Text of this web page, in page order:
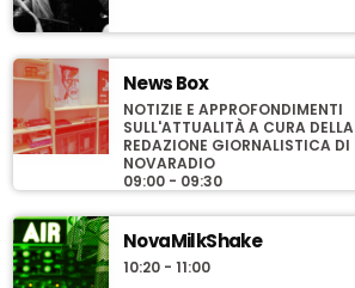
News Box
NOTIZIE E APPROFONDIMENTI
SULL'ATTUALITÀ A CURA DELLA
REDAZIONE GIORNALISTICA DI
NOVARADIO
09:00 - 09:30
NovaMilkShake
10:20 - 11:00